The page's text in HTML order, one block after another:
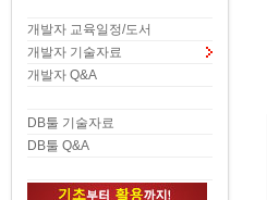
개발자 교육일정/도서
개발자 기술자료
개발자 Q&A
DB툴 기술자료
DB툴 Q&A